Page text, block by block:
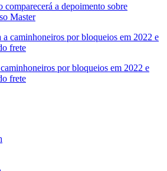
comparecerá a depoimento sobre
Master
por bloqueios em 2022 e
frete